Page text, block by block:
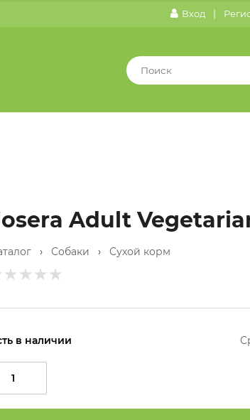
Вход |
Adult
› Собаки › Сухой корм
в наличии